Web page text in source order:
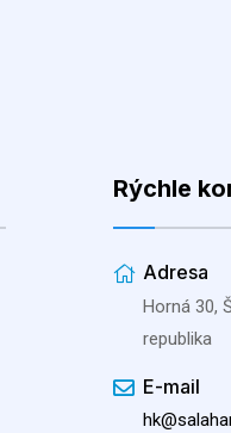
Rýchle
Adresa
Horná 30,
republika
E-mail